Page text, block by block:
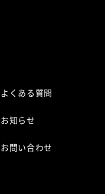
よくある質問
お知らせ
お問い合わせ